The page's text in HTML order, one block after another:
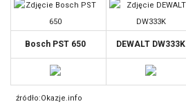
Bosch PST 650 DEWALT DW333K
źródło:Okazje.info